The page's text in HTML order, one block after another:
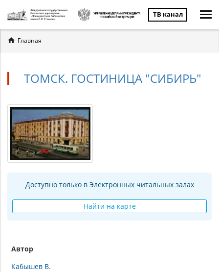
ТВ канал
Вы
здесь
Главная
ТОМСК. ГОСТИНИЦА "СИБИРЬ"
Доступно только в Электронных читальных залах
Найти на карте
Автор
Кабышев В.